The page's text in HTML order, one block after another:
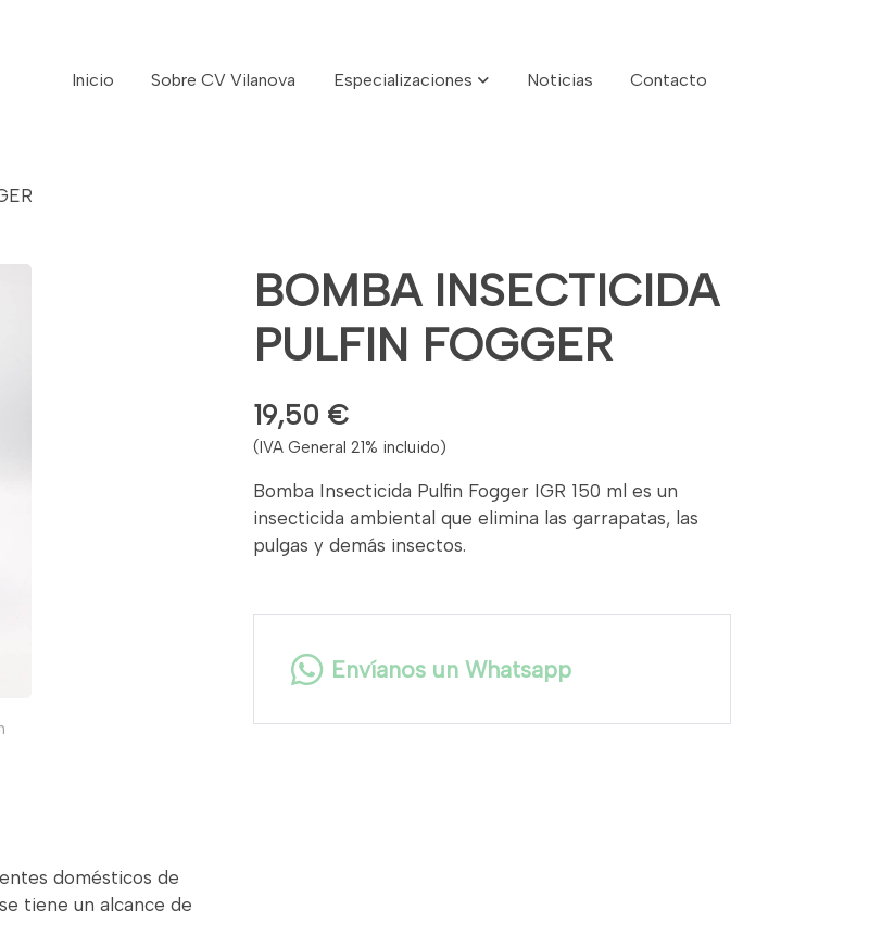
Inicio Sobre CV Vilanova Especializaciones Noticias Contacto
domésticos de
tiene un alcance de
BOMBA INSECTICIDA
PULFIN FOGGER
19,50 €
(IVA General 21% incluido)
Bomba Insecticida Pulfin Fogger IGR 150 ml es un
insecticida ambiental que elimina las garrapatas, las
pulgas y demás insectos.
Envíanos un Whatsapp